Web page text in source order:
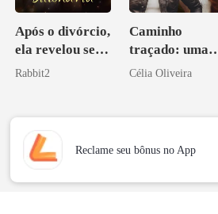
Após o divórcio,
ela revelou ser
bilionária
Rabbit2
Caminho
traçado: uma
babá na fazenda
Célia Oliveira
Reclame seu bônus no App